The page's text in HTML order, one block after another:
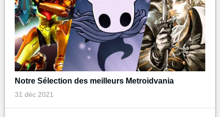
Notre Sélection des meilleurs Metroidvania
31 déc 2021